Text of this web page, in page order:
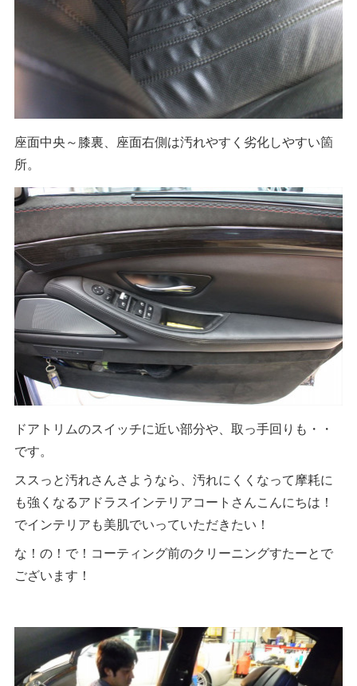
座面中央～膝裏、座面右側は汚れやすく劣化しやすい箇
所。
ドアトリムのスイッチに近い部分や、取っ手回りも・・
です。
ススっと汚れさんさようなら、汚れにくくなって摩耗に
も強くなるアドラスインテリアコートさんこんにちは！
でインテリアも美肌でいっていただきたい！
な！の！で！コーティング前のクリーニングすたーとで
ございます！